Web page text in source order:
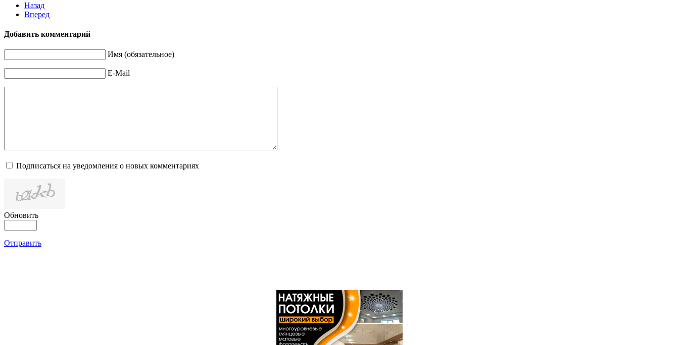
Назад
Вперед
Добавить комментарий
Имя (обязательное)
E-Mail
Подписаться на уведомления о новых комментариях
Обновить
Отправить